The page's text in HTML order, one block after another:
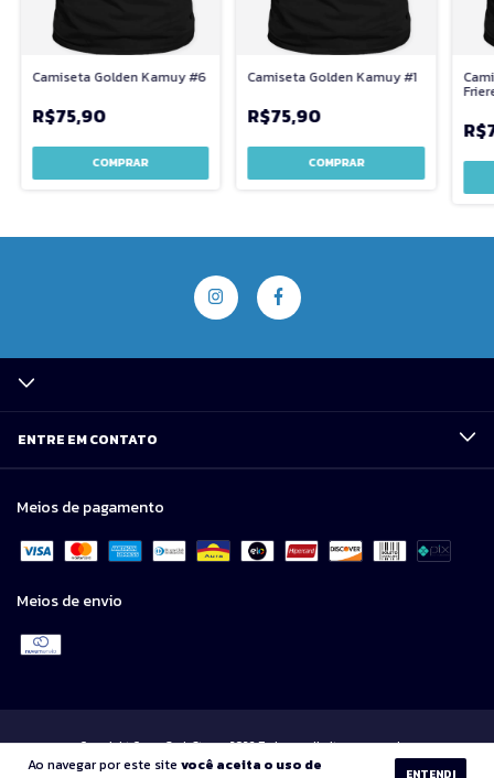
Ao navegar por este site você aceita o uso de
ENTENDI
Camiseta Golden Kamuy #6
R$75,90
COMPRAR
Camiseta Golden Kamuy #1
R$75,90
COMPRAR
ENTRE EM CONTATO
Meios de pagamento
Meios de envio
Copyright Corvo Geek Store - 2026. Todos os direitos reservados.